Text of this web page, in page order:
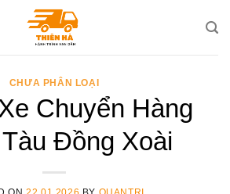
CHƯA PHÂN LOẠI
Chuyển Hàng
Đồng Xoài